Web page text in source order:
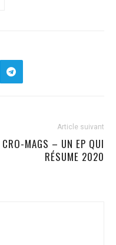
Article suivant
CRO-MAGS – UN EP QUI
RÉSUME 2020